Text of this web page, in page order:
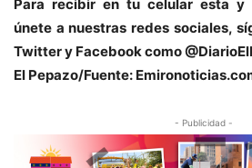
Para recibir en tu celular esta y
únete a nuestras redes sociales,
Twitter y Facebook como
El Pepazo/Fuente:
- Publicidad -